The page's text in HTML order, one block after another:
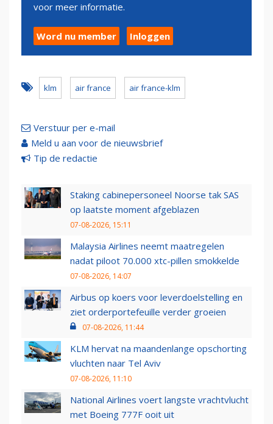
voor meer informatie.
Word nu member Inloggen
klm air france air france-klm
Verstuur per e-mail
Meld u aan voor de nieuwsbrief
Tip de redactie
Staking cabinepersoneel Noorse tak SAS
op laatste moment afgeblazen
07-08-2026, 15:11
Malaysia Airlines neemt maatregelen
nadat piloot 70.000 xtc-pillen smokkelde
07-08-2026, 14:07
Airbus op koers voor leverdoelstelling en
ziet orderportefeuille verder groeien
07-08-2026, 11:44
KLM hervat na maandenlange opschorting
vluchten naar Tel Aviv
07-08-2026, 11:10
National Airlines voert langste vrachtvlucht
met Boeing 777F ooit uit